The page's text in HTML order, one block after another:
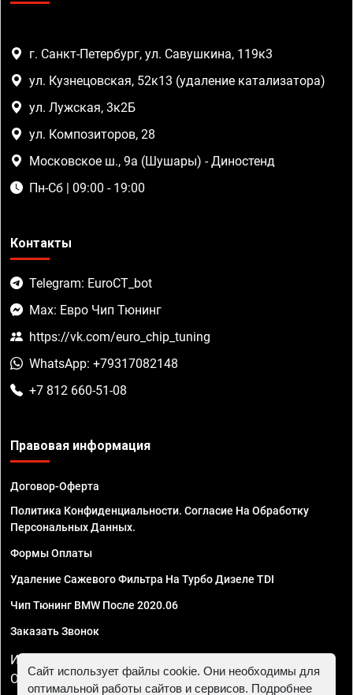
г. Санкт-Петербург, ул. Савушкина, 119к3
ул. Кузнецовская, 52к13 (удаление катализатора)
ул. Лужская, 3к2Б
ул. Композиторов, 28
Московское ш., 9а (Шушары) - Диностенд
Пн-Сб | 09:00 - 19:00
Контакты
Telegram: EuroCT_bot
Max: Евро Чип Тюнинг
https://vk.com/euro_chip_tuning
WhatsApp: +79317082148
+7 812 660-51-08
Правовая информация
Договор-Оферта
Политика Конфиденциальности. Согласие На Обработку
Персональных Данных.
Формы Оплаты
Удаление Сажевого Фильтра На Турбо Дизеле TDI
Чип Тюнинг BMW После 2020.06
Заказать Звонок
ИП Смирнов Георгий Павлович. ИНН 781302555843,
ОГРНИП 324470400032610
Сайт использует файлы cookie. Они необходимы для
оптимальной работы сайтов и сервисов. Подробнее